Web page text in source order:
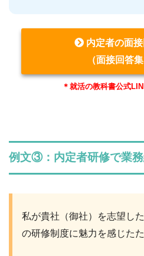
内定者の面
（面接回答
＊就活の教科書公式
例文③：内定者研修で業
私が貴社（御社）を志望し
の研修制度に魅力を感じたた